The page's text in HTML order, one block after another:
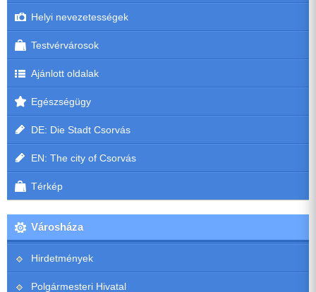
Helyi nevezetességek
Testvérvárosok
Ajánlott oldalak
Egészségügy
DE: Die Stadt Csorvás
EN: The city of Csorvás
Térkép
Városháza
Hirdetmények
Polgármesteri Hivatal